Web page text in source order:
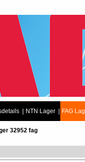
NTN Lager FAG
32952 fag